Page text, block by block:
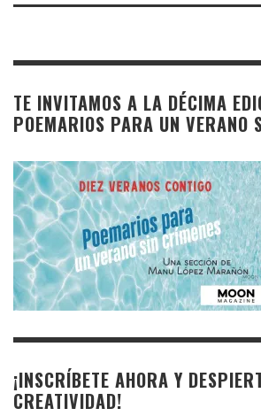
TE INVITAMOS A LA DÉCIMA
POEMARIOS PARA UN VERANO
¡INSCRÍBETE AHORA Y
CREATIVIDAD!